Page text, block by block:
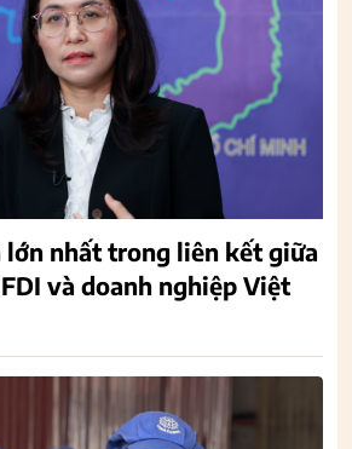
lớn nhất trong liên kết giữa
và doanh nghiệp Việt